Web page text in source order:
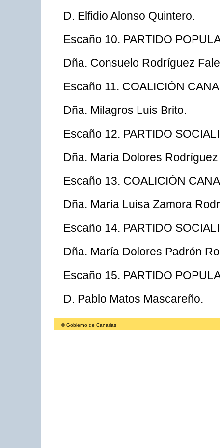
D. Elfidio Alonso Quintero.
Escaño 10. PARTIDO
Dña. Consuelo Rodríguez
Escaño 11. COALICIÓN
Dña. Milagros Luis Brito.
Escaño 12. PARTIDO
Dña. María Dolores
Escaño 13. COALICIÓN
Dña. María Luisa Zamora
Escaño 14. PARTIDO
Dña. María Dolores Padrón
Escaño 15. PARTIDO
D. Pablo Matos Mascareño.
© Gobierno de Canarias